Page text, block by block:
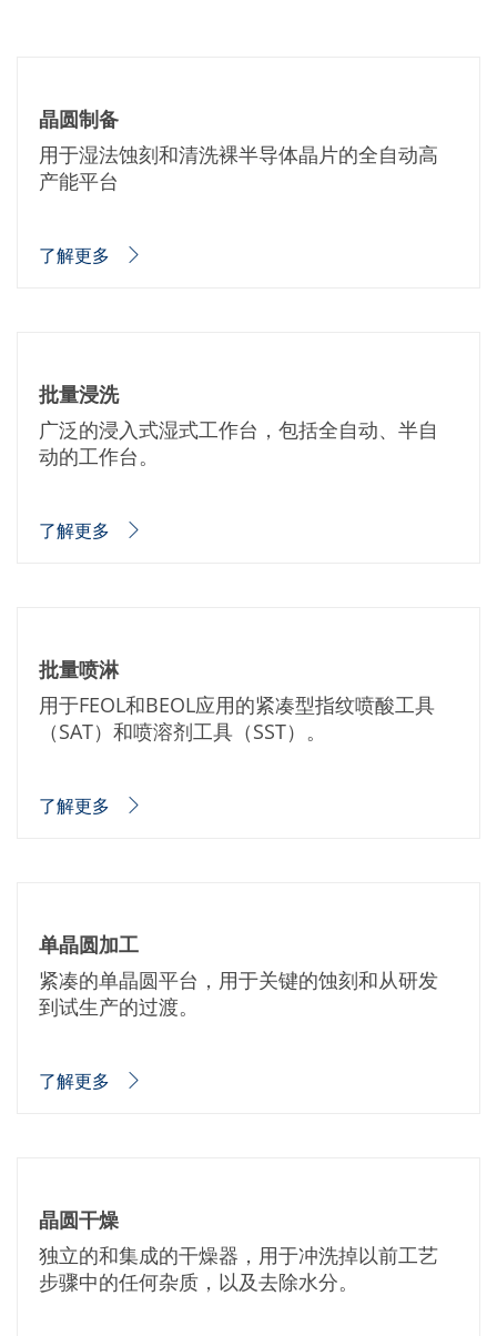
Battery Technology
Advanced chemical Etching
专有软件
FlowLogX - 智能连接平台
信息中心
联系我们
联系表格
联系表格客户服务
国际交往
联系我们的客服
晶圆制备
用于湿法蚀刻和清洗裸半导体晶片的全自动高
产能平台
了解更多
批量浸洗
广泛的浸入式湿式工作台，包括全自动、半自
动的工作台。
了解更多
批量喷淋
用于FEOL和BEOL应用的紧凑型指纹喷酸工具
（SAT）和喷溶剂工具（SST）。
了解更多
单晶圆加工
紧凑的单晶圆平台，用于关键的蚀刻和从研发
到试生产的过渡。
了解更多
晶圆干燥
独立的和集成的干燥器，用于冲洗掉以前工艺
步骤中的任何杂质，以及去除水分。